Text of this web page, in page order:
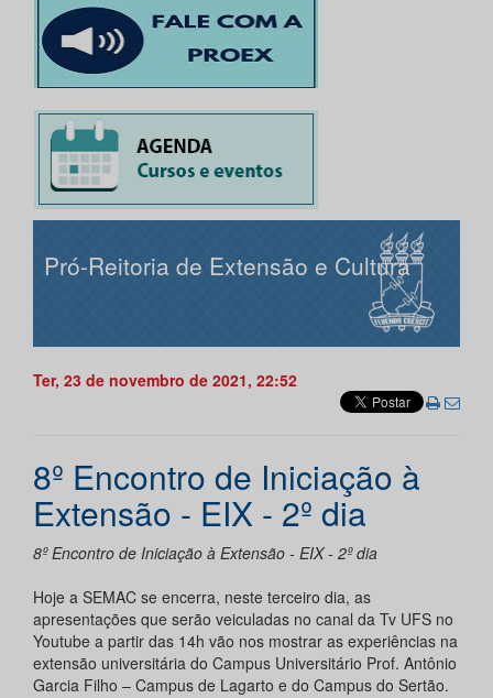
Pró-Reitoria de Extensão e Cultura
Ter, 23 de novembro de 2021, 22:52
8º Encontro de Iniciação à
Extensão - EIX - 2º dia
8º Encontro de Iniciação à Extensão - EIX - 2º dia
Hoje a SEMAC se encerra, neste terceiro dia, as
apresentações que serão veiculadas no canal da Tv UFS no
Youtube a partir das 14h vão nos mostrar as experiências na
extensão universitária do Campus Universitário Prof. Antônio
Garcia Filho – Campus de Lagarto e do Campus do Sertão.